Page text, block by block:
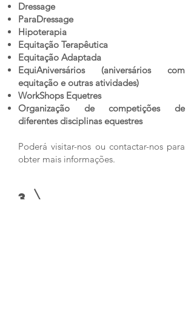
Dressage
ParaDressage
Hipoterapia
Equitação Terapêutica
Equitação Adaptada
EquiAniversários (aniversários com
equitação e outras atividades)
WorkShops Equetres
Organização de competições de
diferentes disciplinas equestres
Poderá visitar-nos ou contactar-nos para
obter mais informações.
3